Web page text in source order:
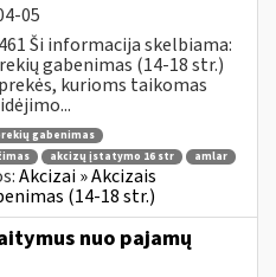
05
Ši informacija skelbiama:
gabenimas (14-18 str.)
kurioms taikomas
gabenimas
akcizų įstatymo 16 str amlar
Akcizai » Akcizais
(14-18 str.)
nuo pajamų